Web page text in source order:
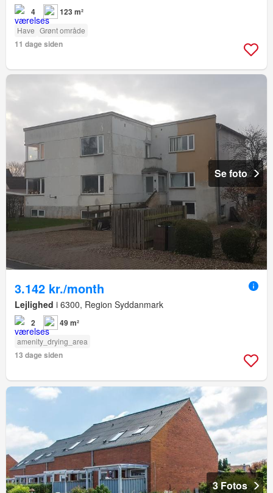
4 123 m²
Have Grønt område
11 dage siden
Se foto
3.142 kr./month
Lejlighed i 6300, Region Syddanmark
2 49 m²
amenity_drying_area
13 dage siden
3 Fotos